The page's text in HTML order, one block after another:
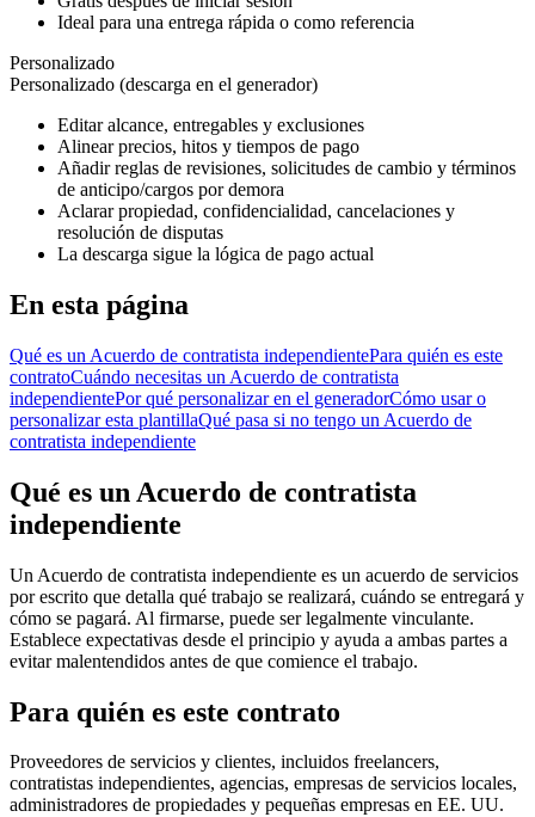
Ideal para una entrega rápida o como referencia
Personalizado
Personalizado (descarga en el generador)
Editar alcance, entregables y exclusiones
Alinear precios, hitos y tiempos de pago
Añadir reglas de revisiones, solicitudes de cambio y términos
de anticipo/cargos por demora
Aclarar propiedad, confidencialidad, cancelaciones y
resolución de disputas
La descarga sigue la lógica de pago actual
En esta página
Qué es un Acuerdo de contratista independientePara quién es este
contratoCuándo necesitas un Acuerdo de contratista
independientePor qué personalizar en el generadorCómo usar o
personalizar esta plantillaQué pasa si no tengo un Acuerdo de
contratista independiente
Qué es un Acuerdo de contratista
independiente
Un Acuerdo de contratista independiente es un acuerdo de servicios
por escrito que detalla qué trabajo se realizará, cuándo se entregará y
cómo se pagará. Al firmarse, puede ser legalmente vinculante.
Establece expectativas desde el principio y ayuda a ambas partes a
evitar malentendidos antes de que comience el trabajo.
Para quién es este contrato
Proveedores de servicios y clientes, incluidos freelancers,
contratistas independientes, agencias, empresas de servicios locales,
administradores de propiedades y pequeñas empresas en EE. UU.